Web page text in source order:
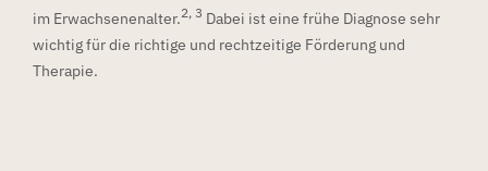
im Erwachsenenalter.2, 3 Dabei ist eine frühe Diagnose sehr
wichtig für die richtige und rechtzeitige Förderung und
Therapie.